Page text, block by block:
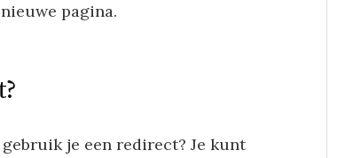
pagina.
je een redirect? Je kunt